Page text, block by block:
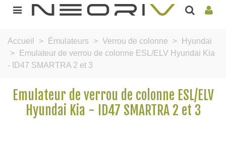
Accueil > Émulateurs > Verrou de colonne >
Hyundai
>
Emulateur de verrou de colonne ESL/ELV Hyundai Kia
- ID47 SMARTRA 2 et 3
Emulateur de verrou de colonne ESL/ELV
Hyundai Kia - ID47 SMARTRA 2 et 3